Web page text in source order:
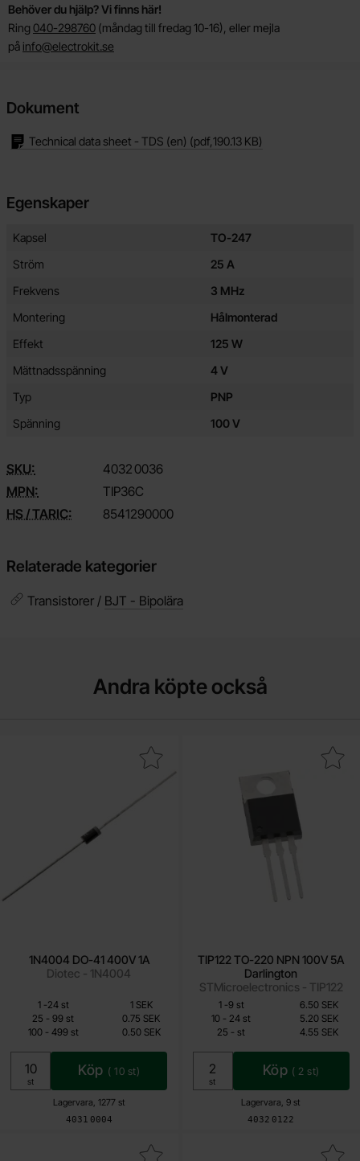
Behöver du hjälp? Vi finns här!
Ring 040-298760 (måndag till fredag 10-16), eller mejla
på info@electrokit.se
Dokument
Technical data sheet - TDS (en) (pdf,190.13 KB)
Egenskaper
Egenskaper/attribut för denna produkt
Attribut
Kapsel
TO-247
Ström
25 A
Frekvens
3 MHz
Montering
Hålmonterad
Effekt
125 W
Mättnadsspänning
4 V
Typ
PNP
Spänning
100 V
SKU: 4032 0036
MPN:
TIP36C
HS / TARIC:
8541290000
Relaterade kategorier
Transistorer / BJT - Bipolära
Andra köpte också
1N4004 DO-41 400V 1A
Diotec - 1N4004
Art. nr
4031 0004
Lagervara, 1277 st
0.25 SEK
Inklusive 25% moms
Enhet:
st
Köp ( 10 st)
Makera 1N4004 DO-41 400V 1A som favorit
Mängdrabatt
Pris /st
1 -till
24 st
1 SEK
25 - till
99 st
0.75 SEK
100 -till499 st 0.50 SEK
TIP122 TO-220 NPN 100V 5A
Darlington
STMicroelectronics - TIP122
Art. nr
4032 0122
Lagervara, 9 st
4.55 SEK
Inklusive 25% moms
Enhet:
st
Köp ( 2 st)
Makera tIP122 TO-220 NPN
Mängdrabatt
Pris /st
1 -till
9 st
6.50 SEK
10 - till
24 st
5.20 SEK
25 - till
st 4.55 SEK
Makera glimmerskiva TO-220 1.2K/W som favorit
Makera tIP102 TO-220 NPN